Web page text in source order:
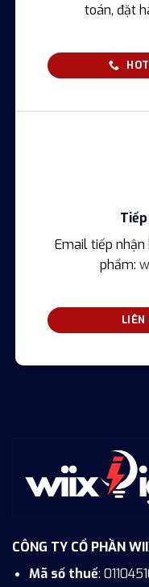
toán, đặt
Email tiếp
phẩm:
LIÊN
CÔNG TY CỔ PHẦN
Mã số thuế: